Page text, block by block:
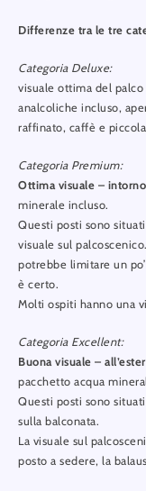
Differenze tra le tre
Categoria Deluxe:
visuale ottima del
analcoliche incluso,
raffinato, caffè e
Categoria Premium:
Ottima visuale –
minerale incluso.
Questi posti sono
visuale sul
potrebbe limitare un
è certo.
Molti ospiti hanno una
Categoria Excellent:
Buona visuale –
pacchetto acqua
Questi posti sono
sulla balconata.
La visuale sul
posto a sedere, la